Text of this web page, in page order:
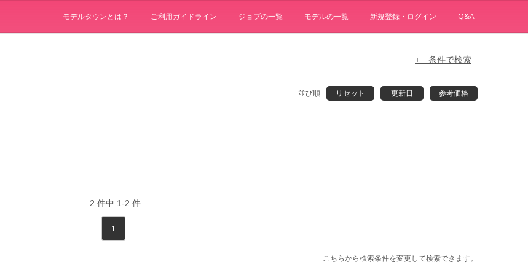
モデルタウンとは？ ご利用ガイドライン ジョブの一覧 モデルの一覧 新規登録・ログイン Q&A
+ 条件で検索
並び順 リセット 更新日 参考価格
2 件中 1-2 件
1
こちらから検索条件を変更して検索できます。